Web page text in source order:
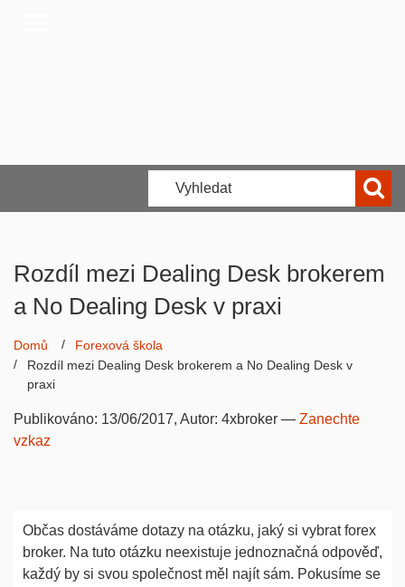
Rozdíl mezi Dealing Desk brokerem
a No Dealing Desk v praxi
Domů
Forexová škola
Rozdíl mezi Dealing Desk brokerem a No Dealing Desk v
praxi
Publikováno: 13/06/2017, Autor: 4xbroker — Zanechte
vzkaz
Občas dostáváme dotazy na otázku, jaký si vybrat forex
broker. Na tuto otázku neexistuje jednoznačná odpověď,
každý by si svou společnost měl najít sám. Pokusíme se